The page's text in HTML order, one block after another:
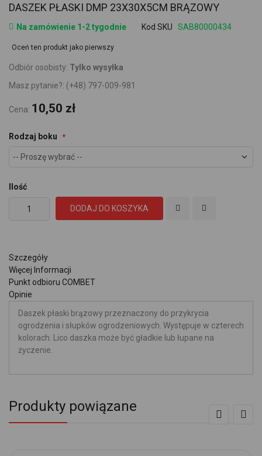
DASZEK PŁASKI DMP 23X30X5CM BRĄZOWY
Na zamówienie 1-2 tygodnie Kod SKU SAB80000434
Oceń ten produkt jako pierwszy
Odbiór osobisty: Tylko wysyłka
Masz pytanie?: (+48) 797-009-981
Cena: 10,50 zł
Rodzaj boku
Ilość
DODAJ DO KOSZYKA
Szczegóły
Więcej Informacji
Punkt odbioru COMBET
Opinie
Daszek płaski brązowy przeznaczony do przykrycia
ogrodzenia i słupków ogrodzeniowych. Występuje w czterech
kolorach. Lico daszka może być gładkie lub łupane na
życzenie.
Produkty powiązane